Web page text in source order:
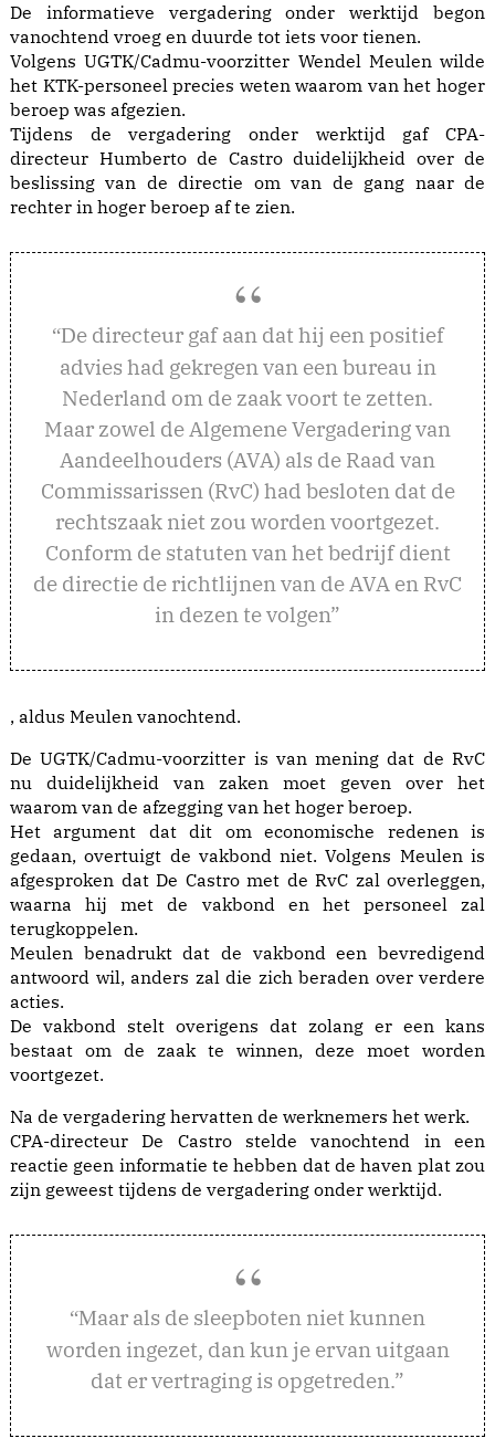
De informatieve vergadering onder werktijd begon
vanochtend vroeg en duurde tot iets voor tienen.
Volgens UGTK/Cadmu-voorzitter Wendel Meulen wilde
het KTK-personeel precies weten waarom van het hoger
beroep was afgezien.
Tijdens de vergadering onder werktijd gaf CPA-
directeur Humberto de Castro duidelijkheid over de
beslissing van de directie om van de gang naar de
rechter in hoger beroep af te zien.
“De directeur gaf aan dat hij een positief
advies had gekregen van een bureau in
Nederland om de zaak voort te zetten.
Maar zowel de Algemene Vergadering van
Aandeelhouders (AVA) als de Raad van
Commissarissen (RvC) had besloten dat de
rechtszaak niet zou worden voortgezet.
Conform de statuten van het bedrijf dient
de directie de richtlijnen van de AVA en RvC
in dezen te volgen”
, aldus Meulen vanochtend.
De UGTK/Cadmu-voorzitter is van mening dat de RvC
nu duidelijkheid van zaken moet geven over het
waarom van de afzegging van het hoger beroep.
Het argument dat dit om economische redenen is
gedaan, overtuigt de vakbond niet. Volgens Meulen is
afgesproken dat De Castro met de RvC zal overleggen,
waarna hij met de vakbond en het personeel zal
terugkoppelen.
Meulen benadrukt dat de vakbond een bevredigend
antwoord wil, anders zal die zich beraden over verdere
acties.
De vakbond stelt overigens dat zolang er een kans
bestaat om de zaak te winnen, deze moet worden
voortgezet.
Na de vergadering hervatten de werknemers het werk.
CPA-directeur De Castro stelde vanochtend in een
reactie geen informatie te hebben dat de haven plat zou
zijn geweest tijdens de vergadering onder werktijd.
“Maar als de sleepboten niet kunnen
worden ingezet, dan kun je ervan uitgaan
dat er vertraging is opgetreden.”